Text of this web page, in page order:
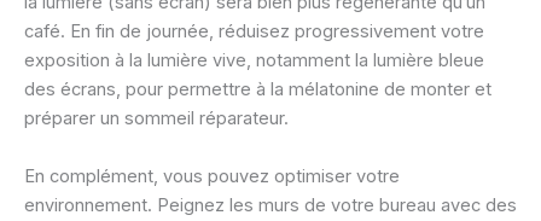
café. En fin de journée, réduisez progressivement votre
exposition à la lumière vive, notamment la lumière bleue
des écrans, pour permettre à la mélatonine de monter et
préparer un sommeil réparateur.
En complément, vous pouvez optimiser votre
environnement. Peignez les murs de votre bureau avec des